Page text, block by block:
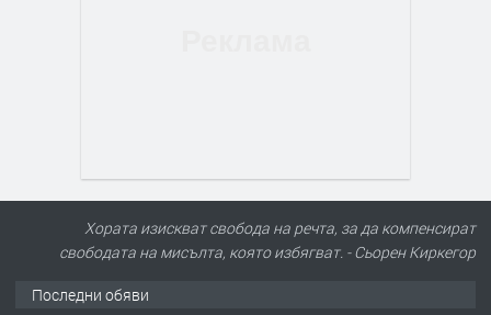
Хората изискват свобода на речта, за да компенсират
свободата на мисълта, която избягват. - Сьорен Киркегор
Последни обяви